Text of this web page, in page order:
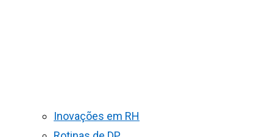
Inovações em RH